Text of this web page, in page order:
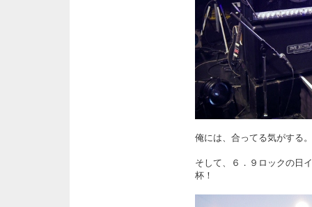
俺には、合ってる気がす
そして、６．９ロックの日
杯！